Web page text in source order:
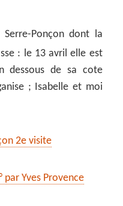
Ponçon dont la
: le 13 avril elle est
dessous de sa cote
; Isabelle et moi
2e visite
Yves Provence